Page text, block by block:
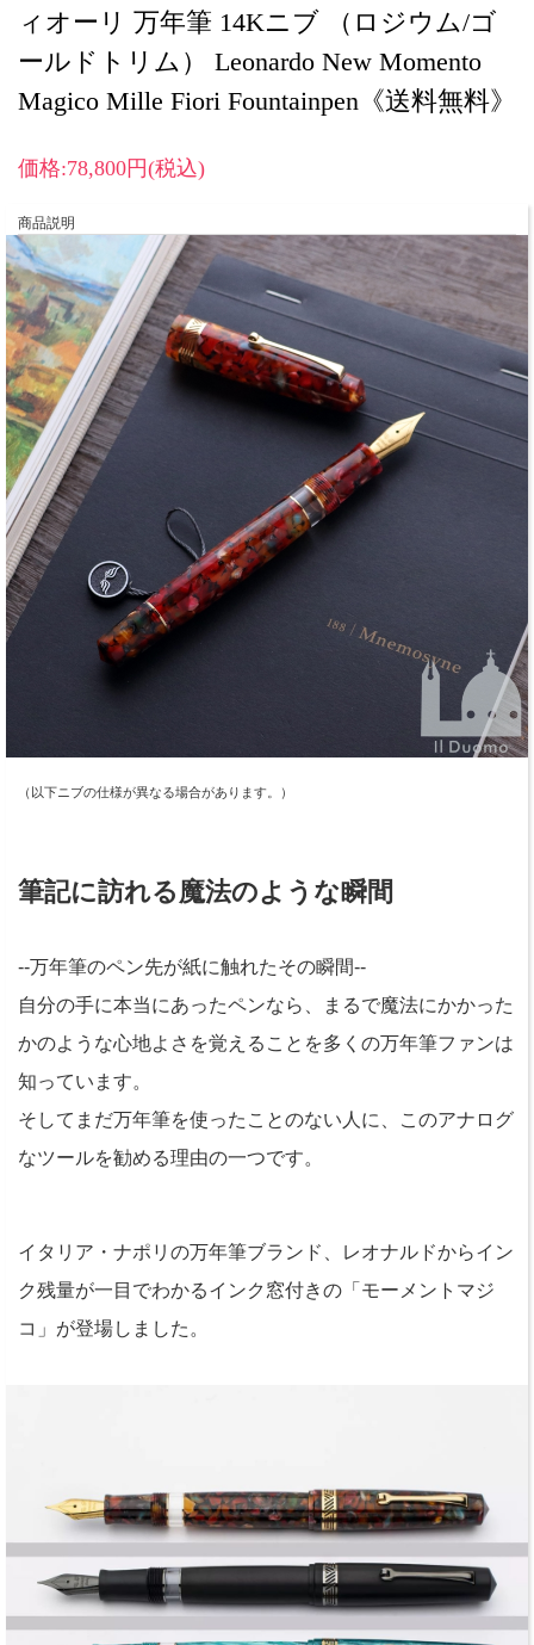
ィオーリ 万年筆 14Kニブ （ロジウム/ゴ
ールドトリム） Leonardo New Momento
Magico Mille Fiori Fountainpen《送料無料》
価格:78,800円(税込)
商品説明
（以下ニブの仕様が異なる場合があります。）
筆記に訪れる魔法のような瞬間
--万年筆のペン先が紙に触れたその瞬間--
自分の手に本当にあったペンなら、まるで魔法にかかった
かのような心地よさを覚えることを多くの万年筆ファンは
知っています。
そしてまだ万年筆を使ったことのない人に、このアナログ
なツールを勧める理由の一つです。
イタリア・ナポリの万年筆ブランド、レオナルドからイン
ク残量が一目でわかるインク窓付きの「モーメントマジ
コ」が登場しました。